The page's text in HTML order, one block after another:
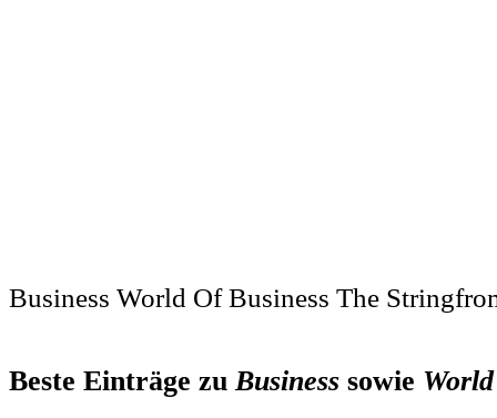
Business World Of Business The
Beste Einträge zuBusiness sowie World